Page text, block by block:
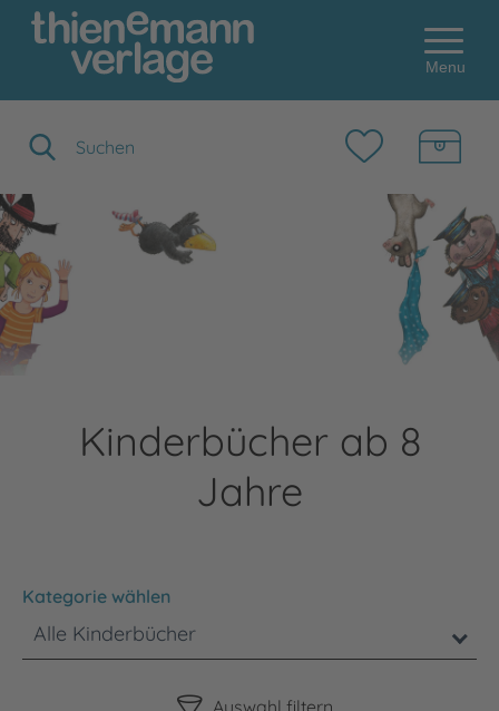
Menu
Kinderbücher ab 8
Jahre
Kategorie wählen
Alle Kinderbücher